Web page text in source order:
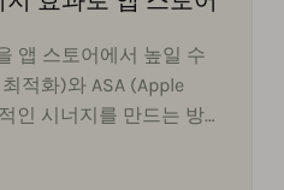
앱 스토어에서 높일 수
적화)와 ASA (Apple
인 시너지를 만드는 방
를 공유합니다.